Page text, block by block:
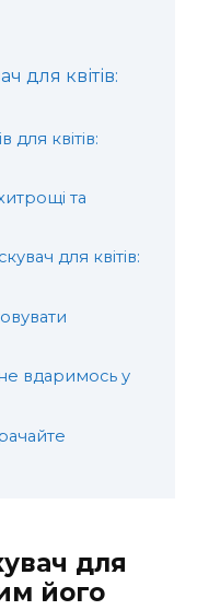
для квітів:
для квітів:
та
для квітів:
вдаримось у
для
його